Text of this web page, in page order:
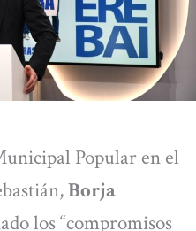
Popular en el
Borja
los “compromisos